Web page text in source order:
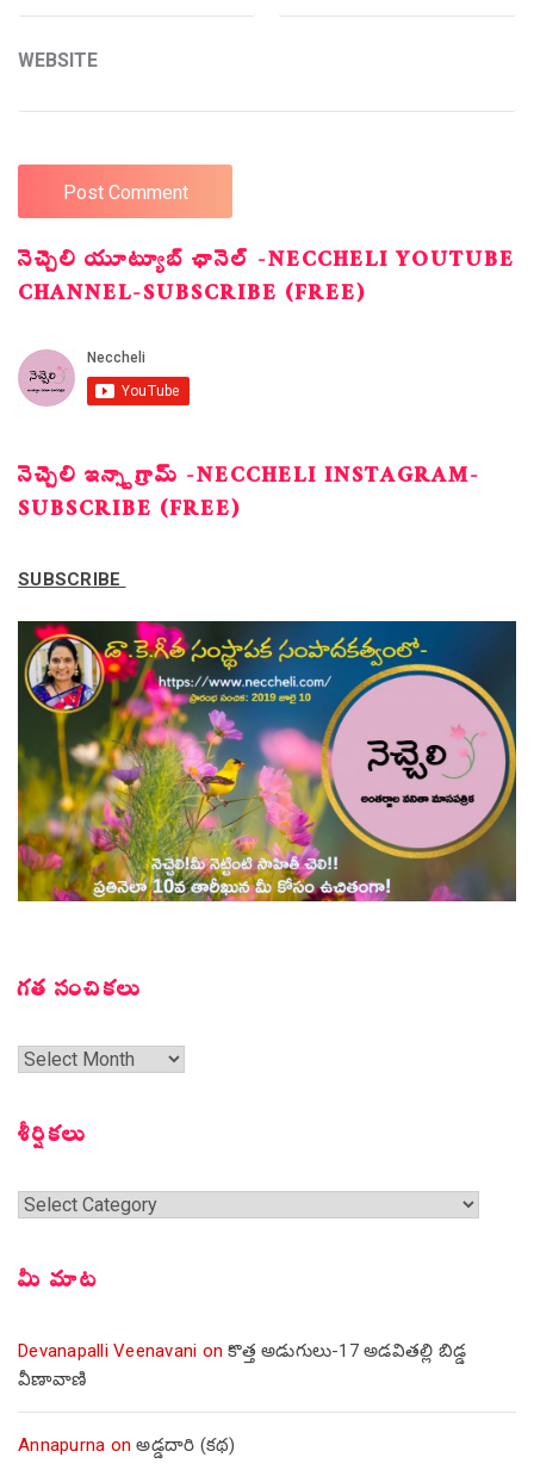
WEBSITE
నెచ్చెలి యూట్యూబ్ ఛానెల్ -NECCHELI YOUTUBE
CHANNEL-SUBSCRIBE (FREE)
నెచ్చెలి ఇన్స్టాగ్రామ్ -NECCHELI INSTAGRAM-
SUBSCRIBE (FREE)
SUBSCRIBE
గత సంచికలు
గత
శీర్షికలు
శీర్షికలు
మీ మాట
Devanapalli Veenavani onకొత్త అడుగులు-17 అడవితల్లి బిడ్డ
వీణావాణి
Annapurna onఅడ్డదారి (కథ)